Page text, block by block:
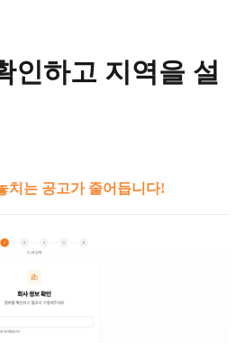
인하고 지역을 설
치는 공고가 줄어듭니다!